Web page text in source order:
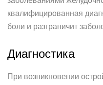
квалифицированная
боли и разграничит
Диагностика
При возникновении